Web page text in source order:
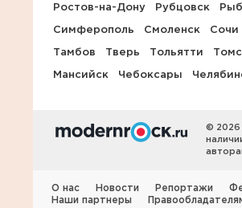
Ростов-на-Дону Рубцовск
Симферополь Смоленск Сочи
Тамбов Тверь Тольятти
Мансийск Чебоксары
© 2026
О нас Новости Репортажи
Наши партнеры